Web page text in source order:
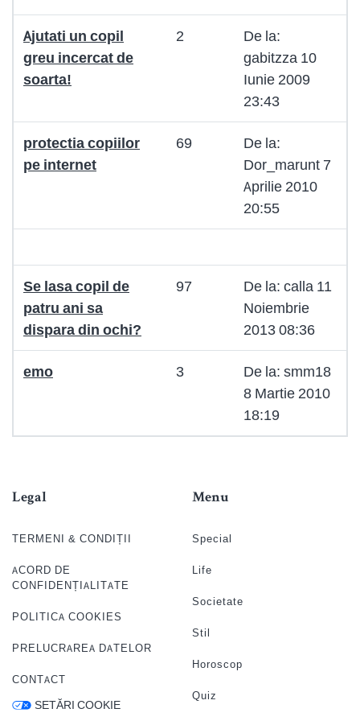
Ajutati un copil
greu incercat de
soarta!
2
De la:
gabitzza 10
Iunie 2009
23:43
protectia copiilor
pe internet
69
De la:
Dor_marunt 7
Aprilie 2010
20:55
Se lasa copil de
patru ani sa
dispara din ochi?
97
De la: calla 11
Noiembrie
2013 08:36
emo 3
De la: smm18
8 Martie 2010
18:19
Legal
TERMENI & CONDIȚII
ACORD DE
CONFIDENȚIALITATE
POLITICA COOKIES
PRELUCRAREA DATELOR
CONTACT
SETĂRI COOKIE
Menu
Special
Life
Societate
Stil
Horoscop
Quiz